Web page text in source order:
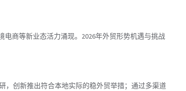
商等新业态活力涌现。2026年外贸形势机遇与挑战
，创新推出符合本地实际的稳外贸举措；通过多渠道